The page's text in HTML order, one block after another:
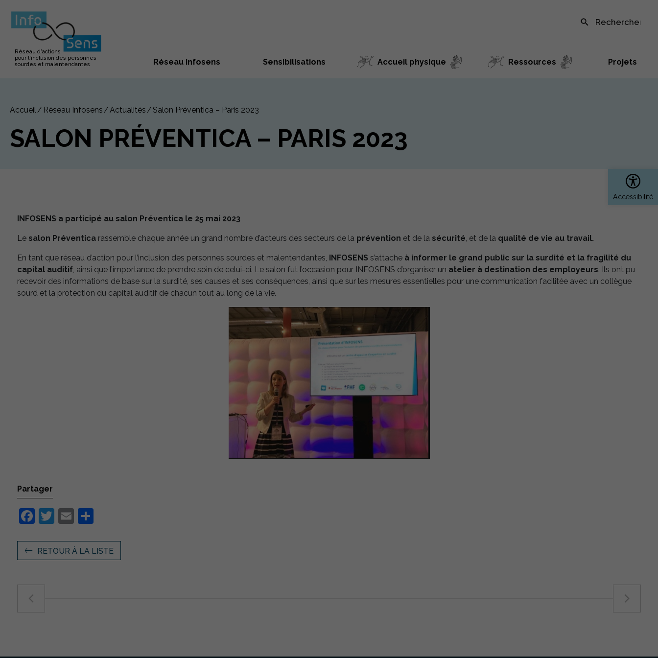
Réseau d'actions
pour l'inclusion des personnes
sourdes et malentendantes
Réseau Infosens Sensibilisations Accueil physique Ressources Projets
Recherche sur le site
Accueil Réseau Infosens Actualités Salon Préventica – Paris 2023
SALON PRÉVENTICA – PARIS 2023
INFOSENS a participé au salon Préventica le 25 mai 2023
Le salon Préventica rassemble chaque année un grand nombre d’acteurs des secteurs de la prévention et de la sécurité, et de la qualité de vie au travail.
En tant que réseau d’action pour l’inclusion des personnes sourdes et malentendantes, INFOSENS s’attache à informer le grand public sur la surdité et la fragilité du
capital auditif, ainsi que l’importance de prendre soin de celui-ci. Le salon fut l’occasion pour INFOSENS d’organiser un atelier à destination des employeurs. Ils ont pu
recevoir des informations de base sur la surdité, ses causes et ses conséquences, ainsi que sur les mesures essentielles pour une communication facilitée avec un collègue
sourd et la protection du capital auditif de chacun tout au long de la vie.
Partager
Facebook
Twitter
Email
RETOUR À LA LISTE